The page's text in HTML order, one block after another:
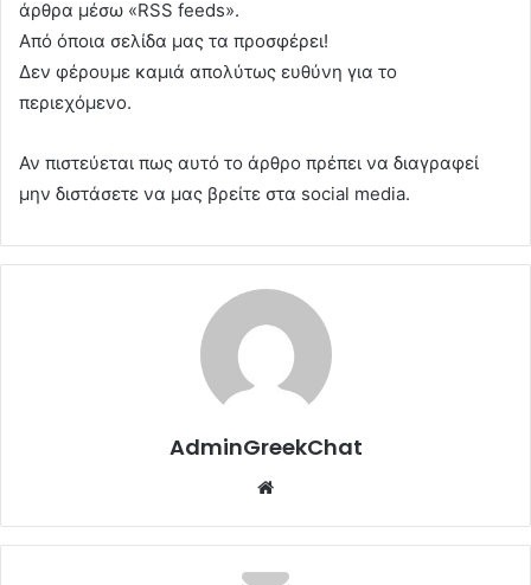
άρθρα μέσω «RSS feeds».
Από όποια σελίδα μας τα προσφέρει!
Δεν φέρουμε καμιά απολύτως ευθύνη για το
περιεχόμενο.
Αν πιστεύεται πως αυτό το άρθρο πρέπει να διαγραφεί
μην διστάσετε να μας βρείτε στα social media.
AdminGreekChat